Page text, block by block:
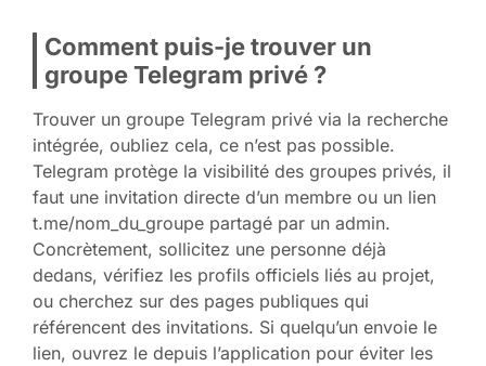
Comment puis-je trouver un
groupe Telegram privé ?
Trouver un groupe Telegram privé via la recherche
intégrée, oubliez cela, ce n’est pas possible.
Telegram protège la visibilité des groupes privés, il
faut une invitation directe d’un membre ou un lien
t.me/nom_du_groupe partagé par un admin.
Concrètement, sollicitez une personne déjà
dedans, vérifiez les profils officiels liés au projet,
ou cherchez sur des pages publiques qui
référencent des invitations. Si quelqu’un envoie le
lien, ouvrez le depuis l’application pour éviter les